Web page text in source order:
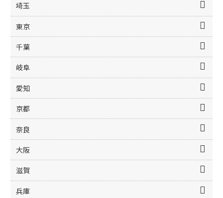
埼玉
東京
千葉
岐阜
愛知
京都
奈良
大阪
滋賀
兵庫